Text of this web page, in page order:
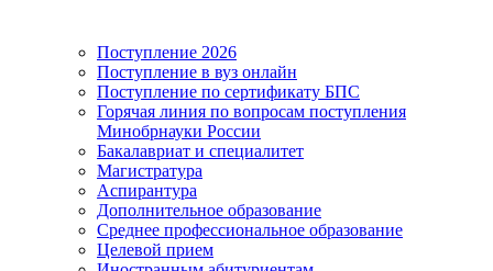
Поступление 2026
Поступление в вуз онлайн
Поступление по сертификату БПС
Горячая линия по вопросам поступления
Минобрнауки России
Бакалавриат и специалитет
Магистратура
Аспирантура
Дополнительное образование
Среднее профессиональное образование
Целевой прием